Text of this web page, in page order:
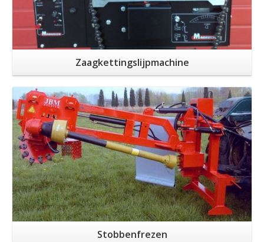
Zaagkettingslijpmachine
Stobbenfrezen